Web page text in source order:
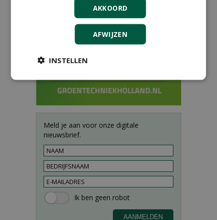
Meld je aan voor onze digitale
nieuwsbrief.
AKKOORD
AFWIJZEN
INSTELLEN